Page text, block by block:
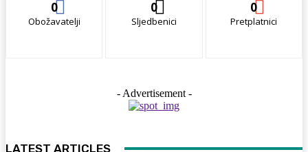
0
Obožavatelji
0
Sljedbenici
0
Pretplatnici
- Advertisement -
LATEST ARTICLES